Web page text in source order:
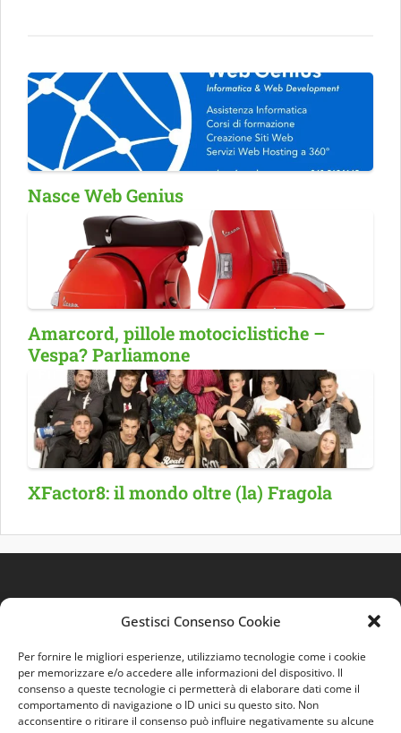
Gestisci Consenso Cookie
Per fornire le migliori esperienze, utilizziamo tecnologie come i cookie
per memorizzare e/o accedere alle informazioni del dispositivo. Il
consenso a queste tecnologie ci permetterà di elaborare dati come il
comportamento di navigazione o ID unici su questo sito. Non
acconsentire o ritirare il consenso può influire negativamente su alcune
Nasce Web Genius
Amarcord, pillole motociclistiche –
Vespa? Parliamone
XFactor8: il mondo oltre (la) Fragola
Quest'opera è distribuita con LicenzaCreative